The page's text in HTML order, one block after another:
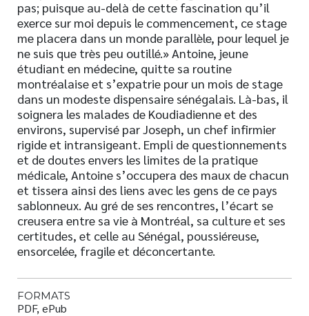
pas; puisque au-delà de cette fascination qu’il
exerce sur moi depuis le commencement, ce stage
me placera dans un monde parallèle, pour lequel je
ne suis que très peu outillé.» Antoine, jeune
étudiant en médecine, quitte sa routine
montréalaise et s’expatrie pour un mois de stage
dans un modeste dispensaire sénégalais. Là-bas, il
soignera les malades de Koudiadienne et des
environs, supervisé par Joseph, un chef infirmier
rigide et intransigeant. Empli de questionnements
et de doutes envers les limites de la pratique
médicale, Antoine s’occupera des maux de chacun
et tissera ainsi des liens avec les gens de ce pays
sablonneux. Au gré de ses rencontres, l’écart se
creusera entre sa vie à Montréal, sa culture et ses
certitudes, et celle au Sénégal, poussiéreuse,
ensorcelée, fragile et déconcertante.
FORMATS
PDF, ePub